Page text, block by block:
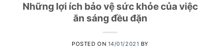
Những lợi ích bảo vệ sức khỏe của việc
ăn sáng đều đặn
POSTED ON 14/01/2021 BY